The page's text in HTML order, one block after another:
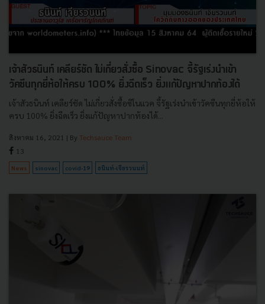
เจ้าสัวธนินท์ เคลียร์ชัด ไม่เกี่ยวสั่งซื้อ Sinovac จี้รัฐเร่งนำเข้า
วัคซีนทุกยี่ห้อให้ครบ 100% ยิ่งฉีดเร็ว ยิ่งแก้ปัญหาปากท้องได้
เจ้าสัวธนินท์ เคลียร์ชัด ไม่เกี่ยวสั่งซื้อซิโนแวค จี้รัฐเร่งนำเข้าวัคซีนทุกยี่ห้อให้
ครบ 100% ยิ่งฉีดเร็ว ยิ่งแก้ปัญหาปากท้องได้...
สิงหาคม 16, 2021 | By Techsauce Team
13
News sinovac covid-19 ธนินท์-เจียรวนนท์